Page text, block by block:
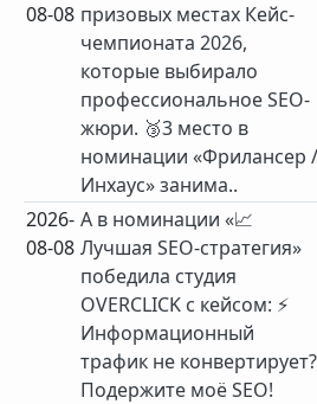
08-08 призовых местах Кейс-
чемпионата 2026,
которые выбирало
профессиональное SEO-
жюри. 🥉3 место в
номинации «Фрилансер /
Инхаус» занима..
2026-
08-08
А в номинации «📈
Лучшая SEO‑стратегия»
победила студия
OVERCLICK с кейсом: ⚡️
Информационный
трафик не конвертирует?
Подержите моё SEO!